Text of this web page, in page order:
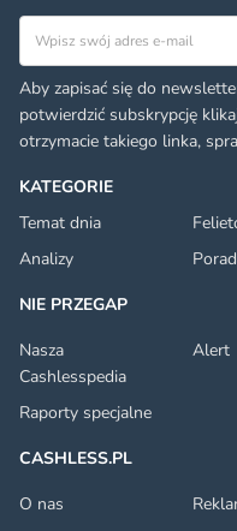
KATEGORIE
Temat dnia
Analizy
NIE PRZEGAP
Nasza
Cashlesspedia
Alert
Raporty specjalne
CASHLESS.PL
O nas
Adres email
Aby zapisać się do
potwierdzić subskrypcję
otrzymacie takiego linka,